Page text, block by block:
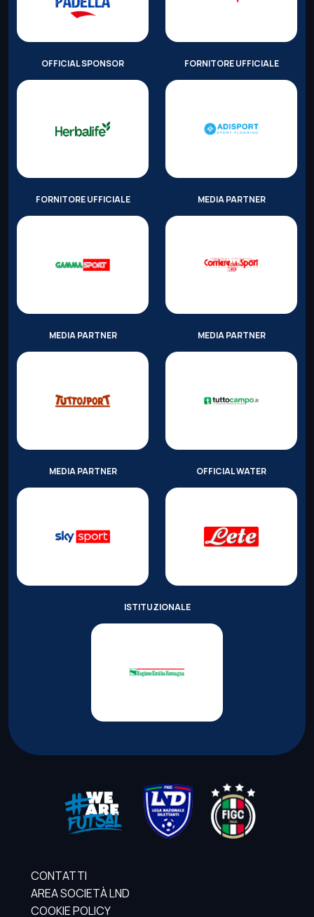
OFFICIAL SPONSOR FORNITORE UFFICIALE
FORNITORE UFFICIALE MEDIA PARTNER
MEDIA PARTNER MEDIA PARTNER
MEDIA PARTNER OFFICIAL WATER
ISTITUZIONALE
CONTATTI
AREA SOCIETÀ LND
COOKIE POLICY